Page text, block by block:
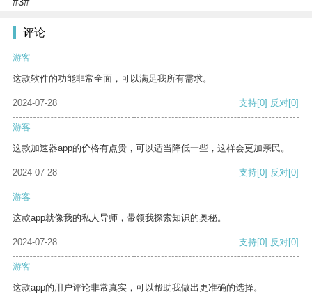
评论
游客
这款软件的功能非常全面，可以满足我所有需求。
2024-07-28 支持[0] 反对[0]
游客
这款加速器app的价格有点贵，可以适当降低一些，这样会更加亲民。
2024-07-28 支持[0] 反对[0]
游客
这款app就像我的私人导师，带领我探索知识的奥秘。
2024-07-28 支持[0] 反对[0]
游客
这款app的用户评论非常真实，可以帮助我做出更准确的选择。